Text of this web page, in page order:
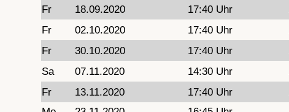
Fr
18.09.2020 17:40 Uhr
Fr
02.10.2020 17:40 Uhr
Fr
30.10.2020 17:40 Uhr
Sa
07.11.2020 14:30 Uhr
Fr
13.11.2020 17:40 Uhr